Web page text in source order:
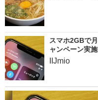
スマホ2GBで
ャンペーン実施
IIJmio